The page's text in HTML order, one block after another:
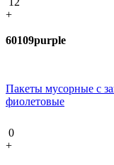
+
60109purple
Пакеты мусорные с
фиолетовые
0
+